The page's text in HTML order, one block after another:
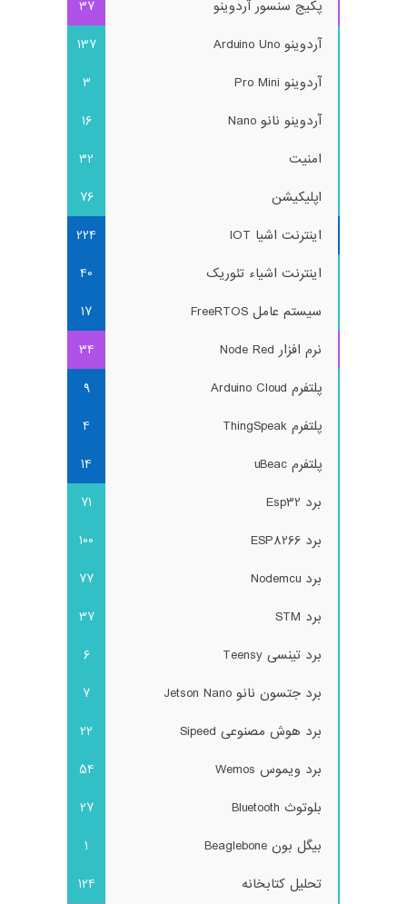
پکیج سنسور آردوینو
37
آردوینو Arduino Uno
137
آردوینو Pro Mini
3
آردوینو نانو Nano
16
امنیت
32
اپلیکیشن
76
اینترنت اشیا IOT
224
اینترنت اشیاء تئوریک
40
سیستم عامل FreeRTOS
17
نرم افزار Node Red
34
پلتفرم Arduino Cloud
9
پلتفرم ThingSpeak
4
پلتفرم uBeac
14
برد Esp32
71
برد ESP8266
100
برد Nodemcu
77
برد STM
37
برد تینسی Teensy
6
برد جتسون نانو Jetson Nano
7
برد هوش مصنوعی Sipeed
22
برد ویموس Wemos
54
بلوتوث Bluetooth
27
بیگل بون Beaglebone
1
تحلیل کتابخانه
124